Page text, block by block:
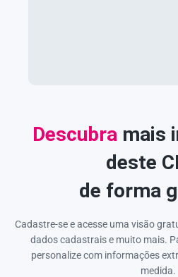
Descubra mais
deste
de forma
Cadastre-se e acesse uma visão
dados cadastrais e muito mais.
personalize com informações
medida.